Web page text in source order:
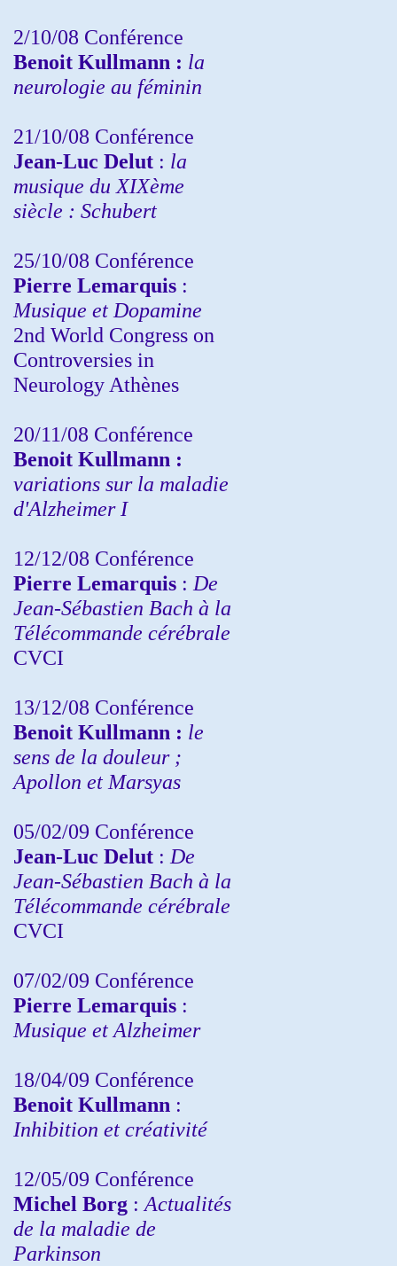
2/10/08 Conférence
Benoit Kullmann : la
neurologie au féminin
21/10/08 Conférence
Jean-Luc Delut : la
musique du XIXème
siècle : Schubert
25/10/08 Conférence
Pierre Lemarquis :
Musique et Dopamine
2nd World Congress on
Controversies in
Neurology Athènes
20/11/08 Conférence
Benoit Kullmann :
variations sur la maladie
d'Alzheimer I
12/12/08 Conférence
Pierre Lemarquis : De
Jean-Sébastien Bach à la
Télécommande cérébrale
CVCI
13/12/08 Conférence
Benoit Kullmann : le
sens de la douleur ;
Apollon et Marsyas
05/02/09 Conférence
Jean-Luc Delut : De
Jean-Sébastien Bach à la
Télécommande cérébrale
CVCI
07/02/09 Conférence
Pierre Lemarquis :
Musique et Alzheimer
18/04/09 Conférence
Benoit Kullmann :
Inhibition et créativité
12/05/09 Conférence
Michel Borg : Actualités
de la maladie de
Parkinson